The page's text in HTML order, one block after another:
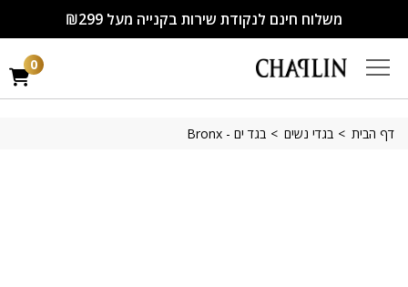
משלוח חינם לנקודת שירות בקנייה מעל ₪299
0
דף הבית בגדי נשים בגד ים - Bronx